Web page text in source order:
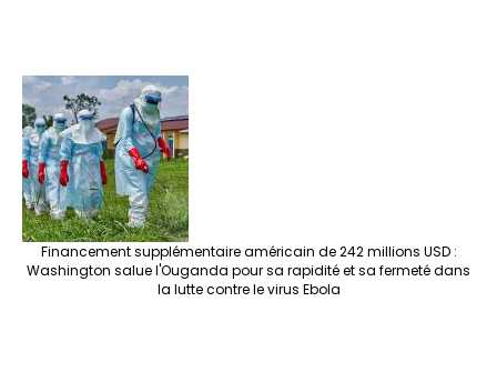
Financement supplémentaire américain de 242 millions USD :
Washington salue l'Ouganda pour sa rapidité et sa fermeté dans
la lutte contre le virus Ebola